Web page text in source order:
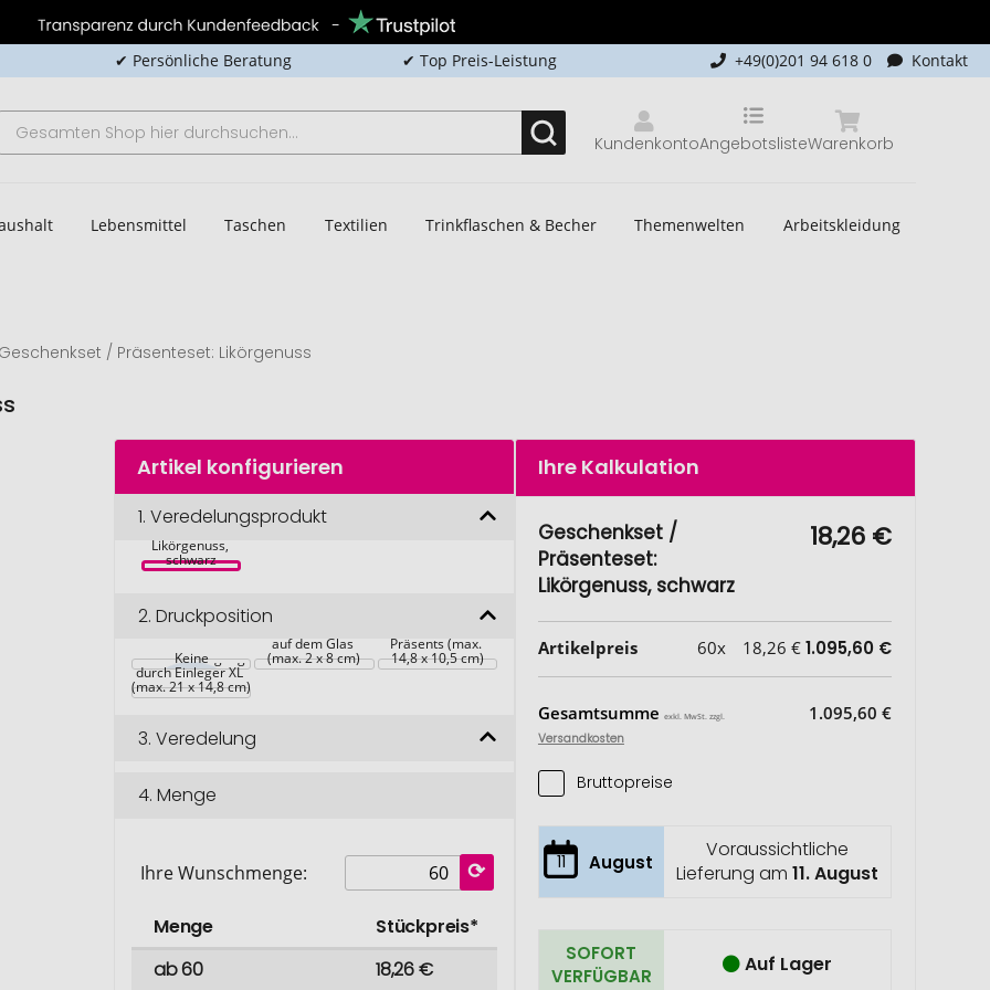
✔ Persönliche Beratung ✔ Top Preis-Leistung +49(0)201 94 618 0 Kontakt
Kundenkonto Warenkorb
Angebotsliste
Lebensmittel Taschen Textilien Trinkflaschen & Becher Themenwelten Arbeitskleidung
Geschenkset / Präsenteset: Likörgenuss
Artikel konfigurieren
1.Veredelungsprodukt
Geschenkset /
Likörgenuss,
schwarz
2.Druckposition
Keine
auf dem Glas
(max. 2 x 8 cm)
Präsents (max.
14,8 x 10,5 cm)
Werbeanbringung
durch Einleger XL
(max. 21 x 14,8 cm)
3.Veredelung
4.Menge
Ihre Wunschmenge:
Menge
Stückpreis*
ab 60
18,26 €
Ihre Kalkulation
Geschenkset /
Präsenteset:
Likörgenuss, schwarz
18,26 €
Artikelpreis 60x 18,26 € 1.095,60 €
Gesamtsumme exkl. MwSt. zzgl.
Versandkosten
1.095,60 €
Bruttopreise
11 August
Voraussichtliche
Lieferung am 11. August
SOFORT
VERFÜGBAR
Auf Lager